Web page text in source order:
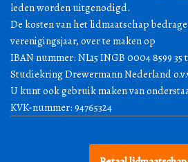
leden worden uitgenodigd.
De kosten van het lidmaatschap
verenigingsjaar, over te maken op
IBAN nummer: NL15 INGB 0004 8599 35
Studiekring Drewermann Nederland
U kunt ook gebruik maken van
KVK-nummer: 94765324